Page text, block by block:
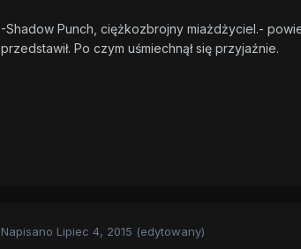
-Shadow Punch, ciężkozbrojny miażdżyciel.-
przedstawił. Po czym uśmiechnął się przyjaźnie.
Napisano Lipiec 4, 2015 (edytowany)